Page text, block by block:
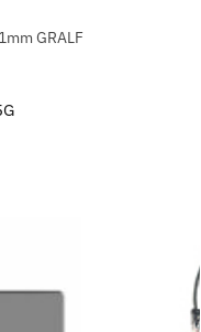
GRALF